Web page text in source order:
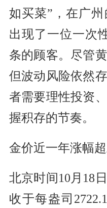
如买菜”，在广
出现了一位一次
条的顾客。尽管
但波动风险依然
者需要理性投资
握积存的节奏。
金价近一年涨幅
北京时间10月18
收于每盎司